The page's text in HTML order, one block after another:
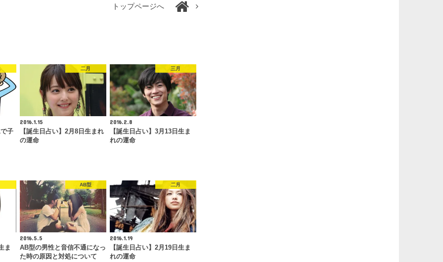
トップページへ
子
二月
2016.1.15
【誕生日占い】2月8日生まれ
の運命
三月
2016.2.8
【誕生日占い】3月13日生ま
れの運命
ま
AB型
2016.5.5
AB型の男性と音信不通になっ
た時の原因と対処について
二月
2016.1.19
【誕生日占い】2月19日生ま
れの運命